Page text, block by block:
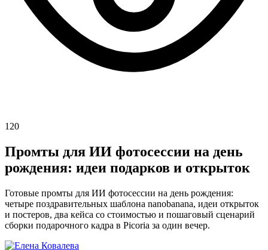
120
Промты для ИИ фотосессии на день
рождения: идеи подарков и открыток
Готовые промты для ИИ фотосессии на день рождения:
четыре поздравительных шаблона nanobanana, идеи открыток
и постеров, два кейса со стоимостью и пошаговый сценарий
сборки подарочного кадра в Picoria за один вечер.